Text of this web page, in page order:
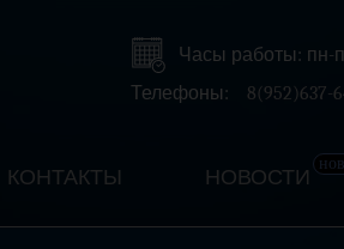
Часы работы: пн-
Телефоны:
8(952)637-
КОНТАКТЫ НОВОСТИ